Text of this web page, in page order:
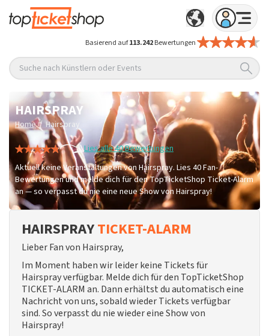
Basierend auf113.242Bewertungen
Suche nach Künstlern oder Events
HAIRSPRAY
Home / Hairspray
Lies alle 40 Bewertungen
Aktuell keine Veranstaltungen von Hairspray. Lies 40 Fan-
Bewertungen und melde dich für den TopTicketShop Ticket-Alarm
an — so verpasst du nie eine neue Show von Hairspray!
HAIRSPRAYTICKET-ALARM
Lieber Fan von Hairspray,
Im Moment haben wir leider keine Tickets für
Hairspray verfügbar. Melde dich für den TopTicketShop
TICKET-ALARM an. Dann erhältst du automatisch eine
Nachricht von uns, sobald wieder Tickets verfügbar
sind. So verpasst du nie wieder eine Show von
Hairspray!